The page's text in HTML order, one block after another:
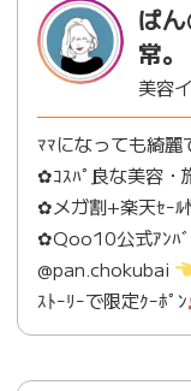
ぱ
常。
美容
ﾏﾏになっても綺麗
✿ｺｽﾊﾟ良な美容・
✿メガ割+楽天ｾｰﾙ
✿Qoo10公式ｱﾝﾊ
@pan.chokubai
ｽﾄｰﾘｰで限定ｸｰﾎﾟﾝ